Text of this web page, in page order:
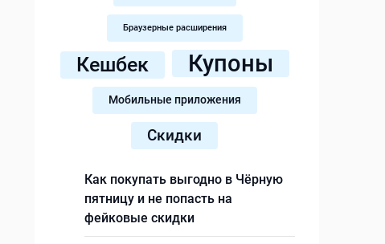
Браузерные расширения
Кешбек Купоны
Мобильные приложения
Скидки
Как покупать выгодно в Чёрную
пятницу и не попасть на
фейковые скидки